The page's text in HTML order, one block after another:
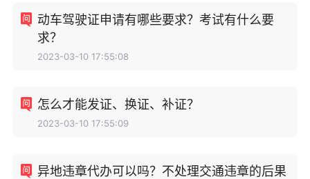
动车驾驶证申请有哪些要求？考试有什么要
求？
2023-03-10 17:55:08
怎么才能发证、换证、补证？
2023-03-10 17:55:09
异地违章代办可以吗？不处理交通违章的后果